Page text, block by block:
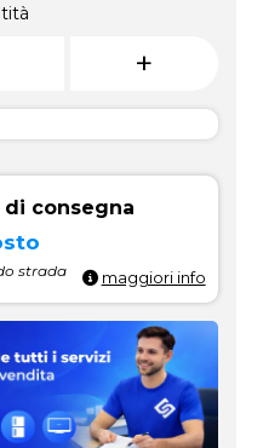
+
consegna
strada maggiori info